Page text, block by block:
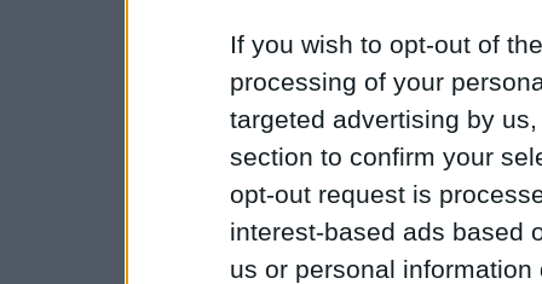
If you wish to opt-out of
processing of your
targeted advertising by
section to confirm your
opt-out request is
interest-based ads based
us or personal